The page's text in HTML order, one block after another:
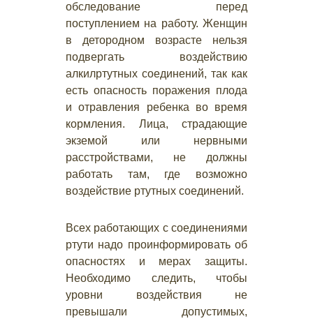
обследование перед
поступлением на работу. Женщин
в детородном возрасте нельзя
подвергать воздействию
алкилртутных соединений, так как
есть опасность поражения плода
и отравления ребенка во время
кормления. Лица, страдающие
экземой или нервными
расстройствами, не должны
работать там, где возможно
воздействие ртутных соединений.
Всех работающих с соединениями
ртути надо проинформировать об
опасностях и мерах защиты.
Необходимо следить, чтобы
уровни воздействия не
превышали допустимых,